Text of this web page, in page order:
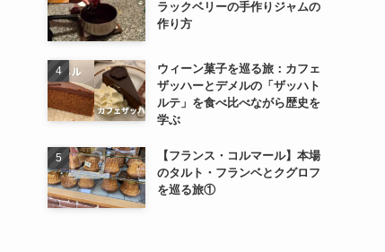
ラックベリーの手作りジャムの
作り方
ウィーン菓子を巡る旅：カフェ
ザッハーとデメルの「ザッハト
ルテ」を食べ比べながら歴史を
学ぶ
【フランス・コルマール】本場
のタルト・フランベとクグロフ
を巡る旅①